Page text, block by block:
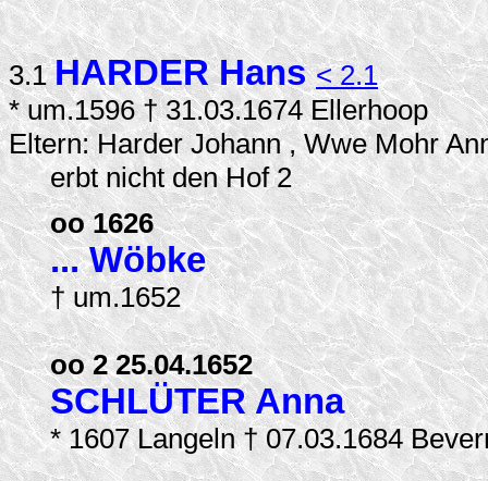
3.1 HARDER Hans< 2.1
* um.1596 † 31.03.1674 Ellerhoop
Eltern: Harder Johann , Wwe Mohr
erbt nicht den Hof 2
oo 1626
... Wöbke
† um.1652
oo 2 25.04.1652
SCHLÜTER Anna
* 1607 Langeln † 07.03.1684